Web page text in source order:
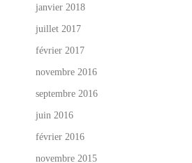
janvier 2018
juillet 2017
février 2017
novembre 2016
septembre 2016
juin 2016
février 2016
novembre 2015